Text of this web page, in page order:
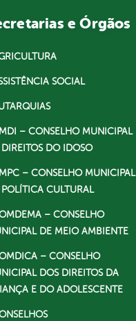
e Órgãos
SOCIAL
– CONSELHO MUNICIPAL
DIREITOS DO IDOSO
– CONSELHO MUNICIPAL
POLÍTICA CULTURAL
– CONSELHO
DE MEIO AMBIENTE
– CONSELHO
DOS DIREITOS DA
E DO ADOLESCENTE